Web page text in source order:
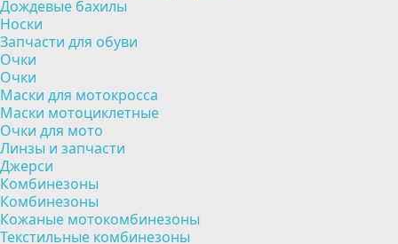
Дождевые бахилы
Носки
Запчасти для обуви
Очки
Очки
Маски для мотокросса
Маски мотоциклетные
Очки для мото
Линзы и запчасти
Джерси
Комбинезоны
Комбинезоны
Кожаные мотокомбинезоны
Текстильные комбинезоны